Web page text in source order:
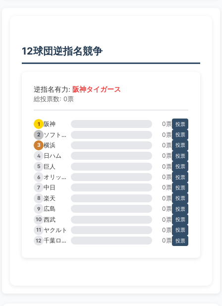
12球団逆指名競争
逆指名有力: 阪神タイガース
総投票数: 0票
1 阪神 0票 投票
2
ソフトバンク 0票 投票
3 横浜 0票 投票
4
日ハム 0票 投票
5
巨人 0票 投票
6
オリックス 0票 投票
7 中日 0票 投票
8 楽天 0票 投票
9
広島 0票 投票
10 西武 0票 投票
11 ヤクルト 0票 投票
12
千葉ロッテ 0票 投票